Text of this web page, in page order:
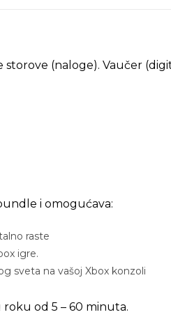
(naloge). Vaučer
i omogućava:
raste
igre.
sveta na vašoj Xbox konzoli
od 5 – 60 minuta.